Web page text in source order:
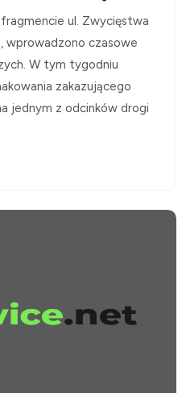
fragmencie ul. Zwycięstwa
wprowadzono czasowe
W tym tygodniu
zakazującego
jednym z odcinków drogi